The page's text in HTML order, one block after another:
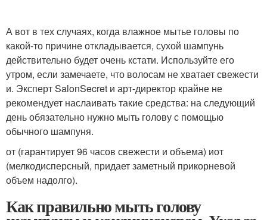
А вот в тех случаях, когда влажное мытье головы по
какой-то причине откладывается, сухой шампунь
действительно будет очень кстати. Используйте его
утром, если замечаете, что волосам не хватает свежести
и. Эксперт SalonSecret и арт-директор крайне не
рекомендует наслаивать такие средства: на следующий
день обязательно нужно мыть голову с помощью
обычного шампуня.
от (гарантирует 96 часов свежести и объема) иот
(мелкодисперсный, придает заметный прикорневой
объем надолго).
Как правильно мыть голову